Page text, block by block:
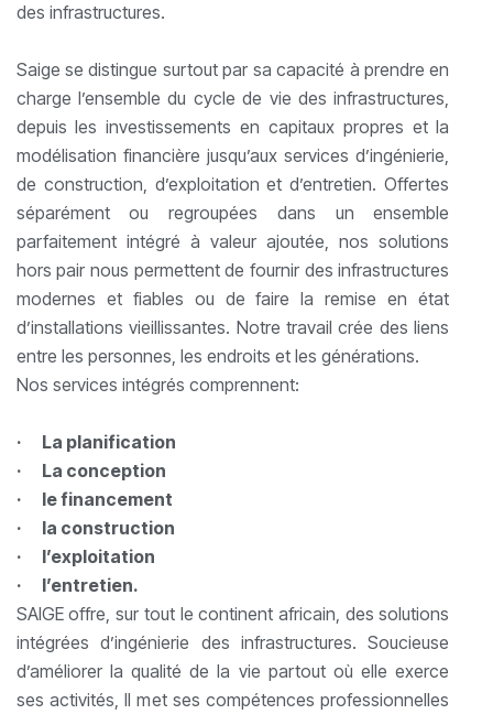
des infrastructures.
Saige se distingue surtout par sa capacité à prendre en
charge l’ensemble du cycle de vie des infrastructures,
depuis les investissements en capitaux propres et la
modélisation financière jusqu’aux services d’ingénierie,
de construction, d’exploitation et d’entretien. Offertes
séparément ou regroupées dans un ensemble
parfaitement intégré à valeur ajoutée, nos solutions
hors pair nous permettent de fournir des infrastructures
modernes et fiables ou de faire la remise en état
d’installations vieillissantes. Notre travail crée des liens
entre les personnes, les endroits et les générations.
Nos services intégrés comprennent:
· La planification
· La conception
· le financement
· la construction
· l’exploitation
· l’entretien.
SAIGE offre, sur tout le continent africain, des solutions
intégrées d’ingénierie des infrastructures. Soucieuse
d’améliorer la qualité de la vie partout où elle exerce
ses activités, Il met ses compétences professionnelles